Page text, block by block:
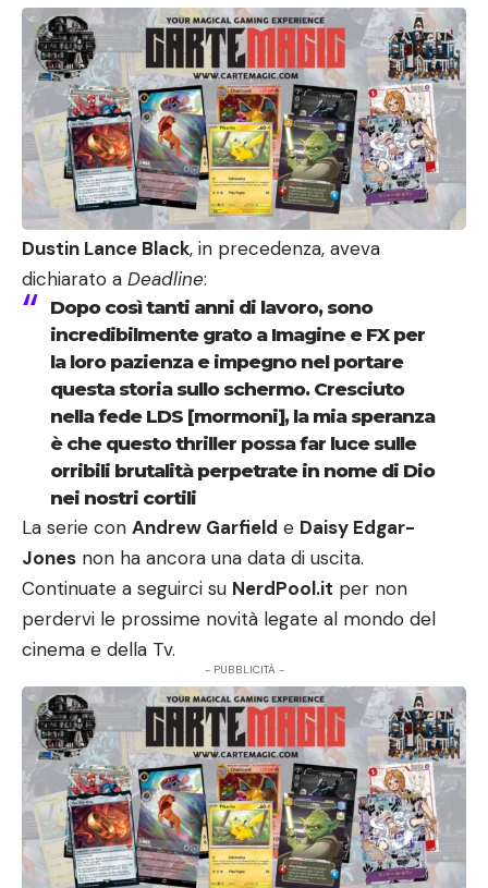
Dustin Lance Black, in precedenza, aveva
dichiarato a Deadline:
Dopo così tanti anni di lavoro, sono
incredibilmente grato a Imagine e FX per
la loro pazienza e impegno nel portare
questa storia sullo schermo. Cresciuto
nella fede LDS [mormoni], la mia speranza
è che questo thriller possa far luce sulle
orribili brutalità perpetrate in nome di Dio
nei nostri cortili
La serie con Andrew Garfield e Daisy Edgar-
Jones non ha ancora una data di uscita.
Continuate a seguirci su NerdPool.it per non
perdervi le prossime novità legate al mondo del
cinema e della Tv.
- PUBBLICITÀ -